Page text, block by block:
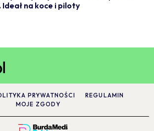
Ideał na koce i piloty
PRYWATNOŚCI
REGULAMIN
MOJE ZGODY